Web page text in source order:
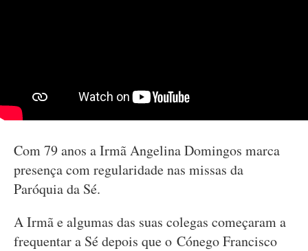
Com 79 anos a Irmã Angelina Domingos marca
presença com regularidade nas missas da
Paróquia da Sé.
A Irmã e algumas das suas colegas começaram a
frequentar a Sé depois que o Cónego Francisco